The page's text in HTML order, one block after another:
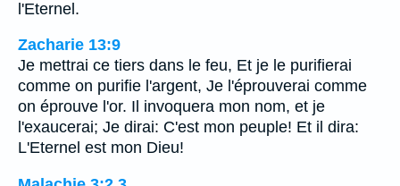
l'Eternel.
Zacharie 13:9
Je mettrai ce tiers dans le feu, Et je le purifierai
comme on purifie l'argent, Je l'éprouverai comme
on éprouve l'or. Il invoquera mon nom, et je
l'exaucerai; Je dirai: C'est mon peuple! Et il dira:
L'Eternel est mon Dieu!